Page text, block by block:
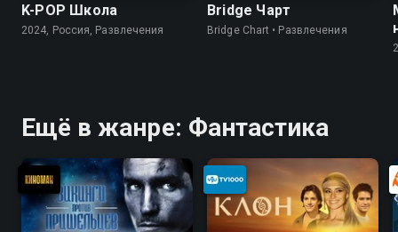
K-PОР Школа
2024, Россия, Развлечения
Bridge Чарт
Bridge Chart • Развлечения
Ещё в жанре: Фантастика